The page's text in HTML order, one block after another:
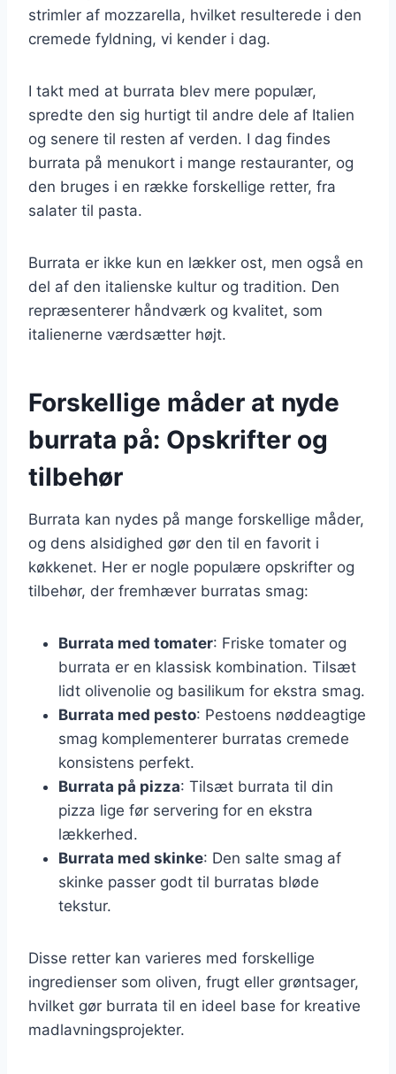
strimler af mozzarella, hvilket resulterede i den
cremede fyldning, vi kender i dag.
I takt med at burrata blev mere populær,
spredte den sig hurtigt til andre dele af Italien
og senere til resten af verden. I dag findes
burrata på menukort i mange restauranter, og
den bruges i en række forskellige retter, fra
salater til pasta.
Burrata er ikke kun en lækker ost, men også en
del af den italienske kultur og tradition. Den
repræsenterer håndværk og kvalitet, som
italienerne værdsætter højt.
Forskellige måder at nyde
burrata på: Opskrifter og
tilbehør
Burrata kan nydes på mange forskellige måder,
og dens alsidighed gør den til en favorit i
køkkenet. Her er nogle populære opskrifter og
tilbehør, der fremhæver burratas smag:
Burrata med tomater: Friske tomater og
burrata er en klassisk kombination. Tilsæt
lidt olivenolie og basilikum for ekstra smag.
Burrata med pesto: Pestoens nøddeagtige
smag komplementerer burratas cremede
konsistens perfekt.
Burrata på pizza: Tilsæt burrata til din
pizza lige før servering for en ekstra
lækkerhed.
Burrata med skinke: Den salte smag af
skinke passer godt til burratas bløde
tekstur.
Disse retter kan varieres med forskellige
ingredienser som oliven, frugt eller grøntsager,
hvilket gør burrata til en ideel base for kreative
madlavningsprojekter.